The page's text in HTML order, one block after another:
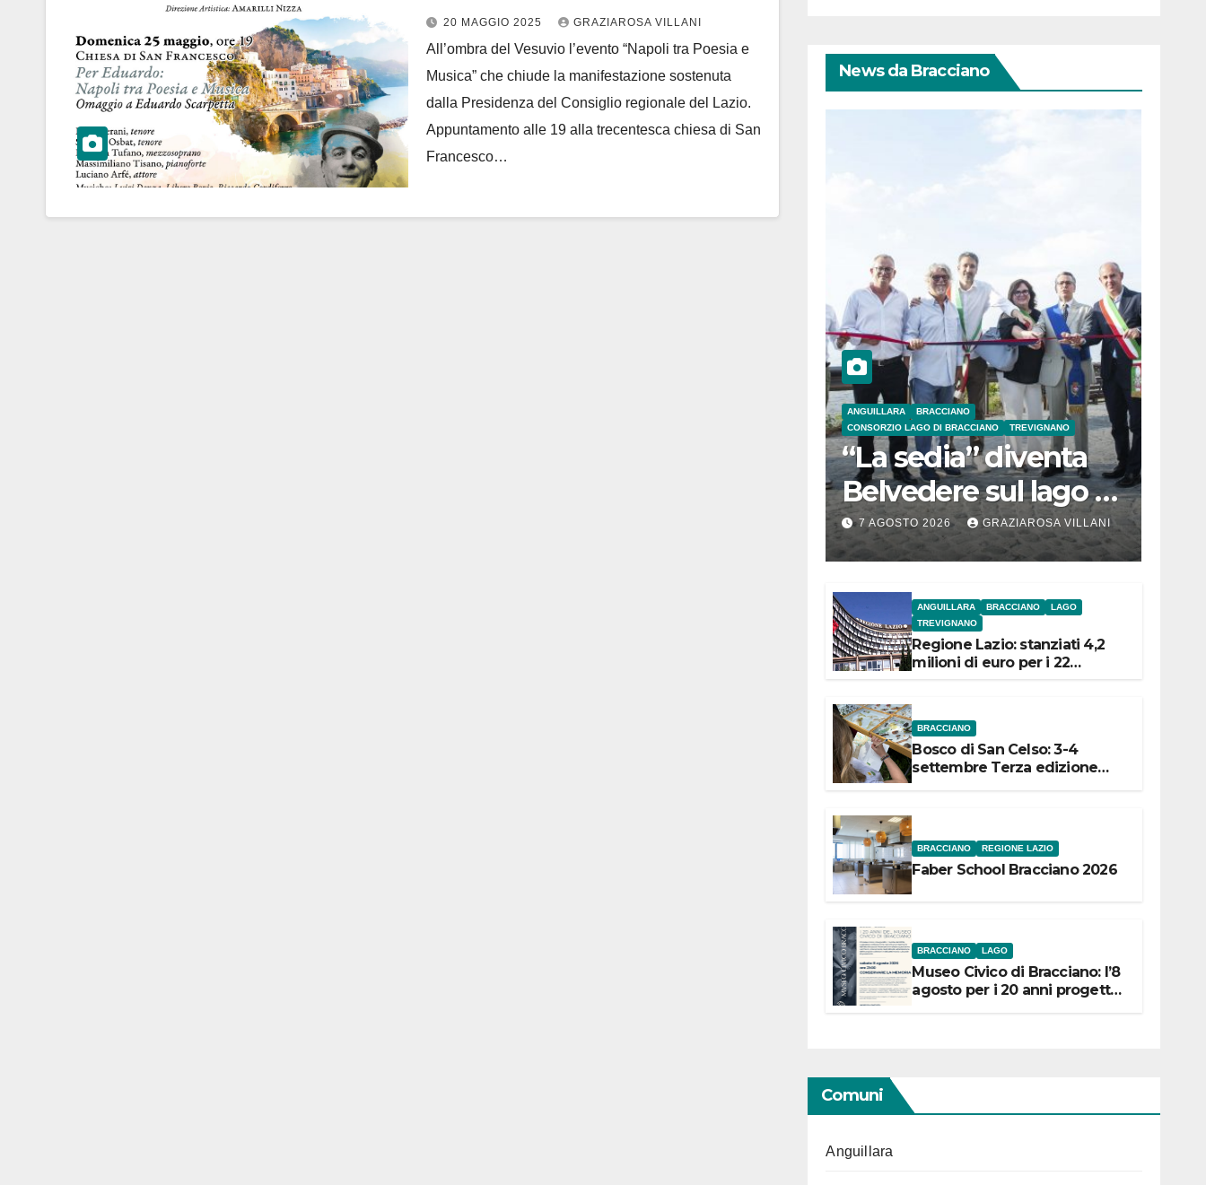
chiude il 25 maggio “Nobili Arti in
Nobili Terre”
20 MAGGIO 2025 GRAZIAROSA VILLANI
All’ombra del Vesuvio l’evento “Napoli tra Poesia e
Musica” che chiude la manifestazione sostenuta
dalla Presidenza del Consiglio regionale del Lazio.
Appuntamento alle 19 alla trecentesca chiesa di San
Francesco…
News da Bracciano
ANGUILLARA
BRACCIANO
CONSORZIO LAGO DI BRACCIANO
TREVIGNANO
“La sedia” diventa
Belvedere sul lago di
Bracciano: ieri
l’inaugurazione
7 AGOSTO 2026 GRAZIAROSA VILLANI
ANGUILLARA BRACCIANO
LAGO
TREVIGNANO
Regione Lazio: stanziati 4,2
milioni di euro per i 22
BRACCIANO
Bosco di San Celso: 3-4
settembre Terza edizione
BRACCIANO REGIONE LAZIO
Faber School Bracciano 2026
BRACCIANO LAGO
Museo Civico di Bracciano: l’8
agosto per i 20 anni progetto
Comuni
Anguillara